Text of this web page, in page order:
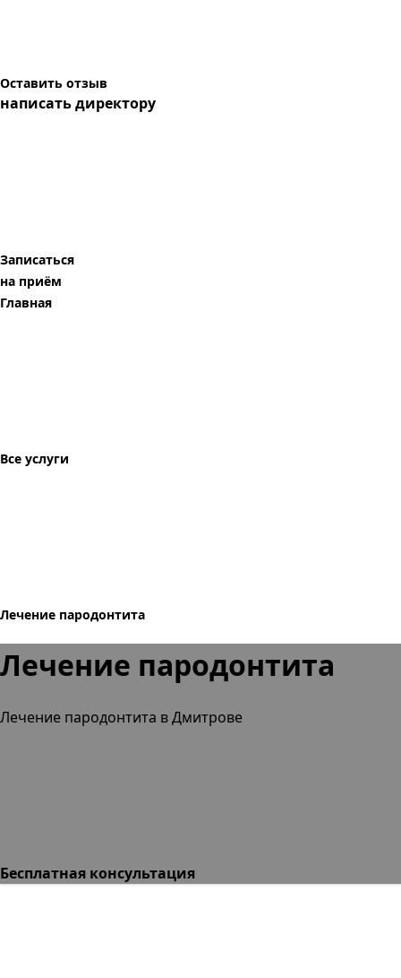
Оставить отзыв
написать директору
Записаться
на приём
Главная
Все услуги
Лечение пародонтита
Лечение пародонтита
Лечение пародонтита в Дмитрове
Бесплатная консультация